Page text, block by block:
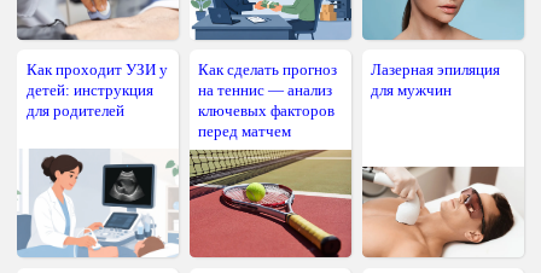
Как проходит УЗИ у
детей: инструкция
для родителей
Как сделать прогноз
на теннис — анализ
ключевых факторов
перед матчем
Лазерная эпиляция
для мужчин